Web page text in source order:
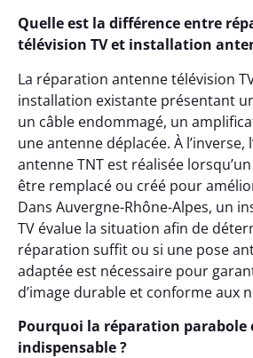
Quelle est la différence entre
télévision TV et installation
La réparation antenne télévision
installation existante présentant
un câble endommagé, un
une antenne déplacée. À l’inverse,
antenne TNT est réalisée
être remplacé ou créé pour
Dans Auvergne-Rhône-Alpes, un
TV évalue la situation afin de
réparation suffit ou si une pose
adaptée est nécessaire pour
d’image durable et conforme aux
Pourquoi la réparation parabole
indispensable ?